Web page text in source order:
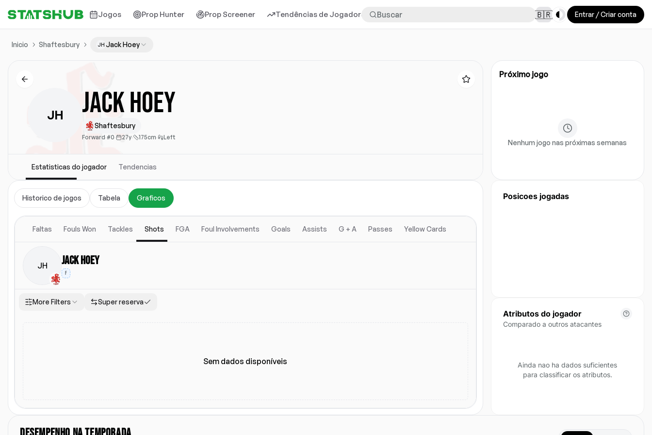
Jogos Prop Hunter Prop Screener Tendências de Jogadores Mais 🇧🇷 Toggle theme
Entrar / Criar conta
Inicio Shaftesbury JH Jack Hoey
JH Jack Hoey
Shaftesbury
Forward·#0· 27y· 175cm· Left
Estatisticas do jogador Tendencias
Próximo jogo
Nenhum jogo nas próximas semanas
Historico de jogos Tabela Graficos
Faltas Fouls Won Tackles Shots FGA Foul Involvements Goals Assists G + A Passes Yellow Cards
JH Jack Hoey
F
More Filters Super reserva
Sem dados disponíveis
Posicoes jogadas
Atributos do jogador
Comparado a outros atacantes
Ainda nao ha dados suficientes
para classificar os atributos.